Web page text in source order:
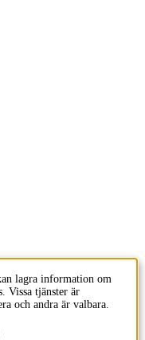
lagra information om
Vissa tjänster är
och andra är valbara.